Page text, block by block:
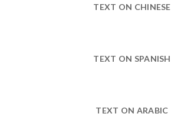
TEXT ON CHINESE
TEXT ON SPANISH
TEXT ON ARABIC